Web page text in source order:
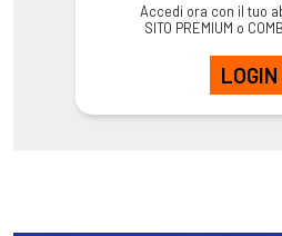
Accedi ora con il tuo
SITO PREMIUM o
LOGIN